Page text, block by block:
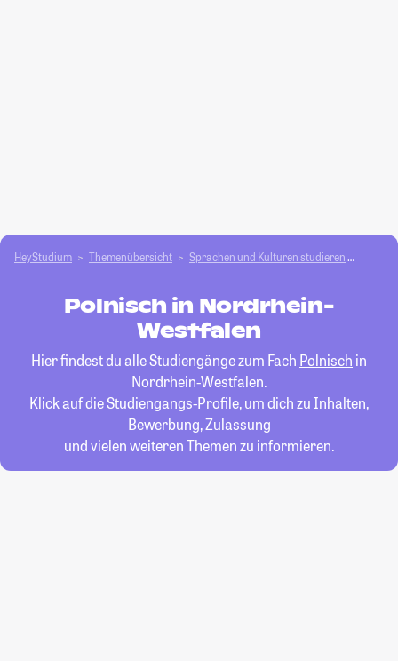
HeyStudium Themenübersicht Sprachen und Kulturen studieren
Polnisch in Nordrhein-
Westfalen
Hier findest du alle Studiengänge zum Fach Polnisch in
Nordrhein-Westfalen.
Klick auf die Studiengangs-Profile, um dich zu Inhalten,
Bewerbung, Zulassung
und vielen weiteren Themen zu informieren.